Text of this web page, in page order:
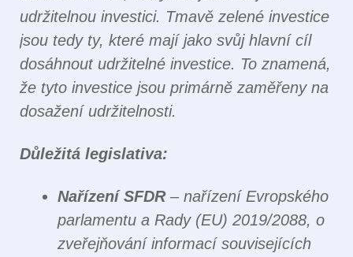
udržitelnou investici. Tmavě zelené investice
jsou tedy ty, které mají jako svůj hlavní cíl
dosáhnout udržitelné investice. To znamená,
že tyto investice jsou primárně zaměřeny na
dosažení udržitelnosti.
Důležitá legislativa:
Nařízení SFDR– nařízení Evropského
parlamentu a Rady (EU) 2019/2088, o
zveřejňování informací souvisejících